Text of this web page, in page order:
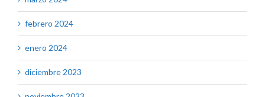
febrero 2024
enero 2024
diciembre 2023